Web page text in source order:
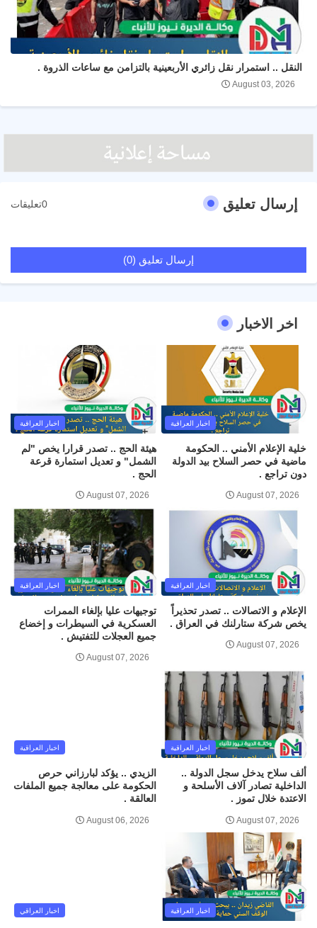
النقل .. استمرار نقل زائري الأربعينية بالتزامن مع ساعات الذروة .
August 03, 2026
إرسال تعليق 0تعليقات
إرسال تعليق (0)
اخر الاخبار
اخبار العراقية
خلية الإعلام الأمني .. الحكومة
ماضية في حصر السلاح بيد الدولة
دون تراجع .
August 07, 2026
اخبار العراقية
هيئة الحج .. تصدر قرارا يخص "لم
الشمل" و تعديل استمارة قرعة
الحج .
August 07, 2026
اخبار العراقية
الإعلام و الاتصالات .. تصدر تحذيراً
يخص شركة ستارلنك في العراق .
August 07, 2026
اخبار العراقية
توجيهات عليا بإلغاء الممرات
العسكرية في السيطرات و إخضاع
جميع العجلات للتفتيش .
August 07, 2026
اخبار العراقية
ألف سلاح يدخل سجل الدولة ..
الداخلية تصادر آلاف الأسلحة و
الاعتدة خلال تموز .
August 07, 2026
اخبار العراقية
الزيدي .. يؤكد لبارزاني حرص
الحكومة على معالجة جميع الملفات
العالقة .
August 06, 2026
اخبار العراقية اخبار العراقي